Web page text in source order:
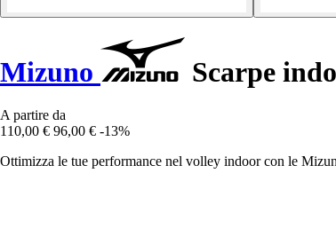
Mizuno Scarpe
A partire da
110,00 € 96,00 € -13%
Ottimizza le tue performance nel volley indoor con le